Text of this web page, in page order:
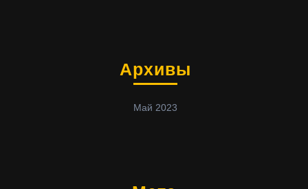
Архивы
Май 2023